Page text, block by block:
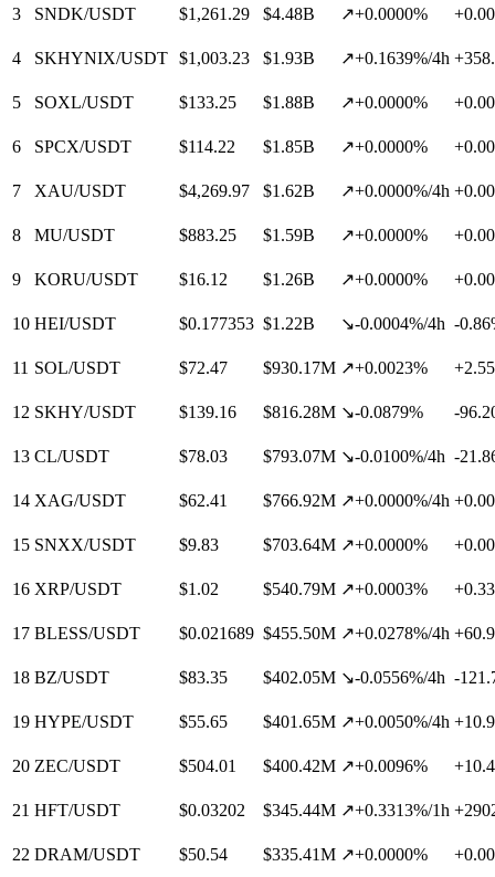
3 SNDK/USDT $1,261.29 $4.48B ↗+0.0000% +0.00
4 SKHYNIX/USDT $1,003.23 $1.93B ↗+0.1639%/4h +
5 SOXL/USDT $133.25 $1.88B ↗+0.0000% +0.00
6 SPCX/USDT $114.22 $1.85B ↗+0.0000% +0.00
7 XAU/USDT $4,269.97 $1.62B ↗+0.0000%/4h +0.00
8 MU/USDT $883.25 $1.59B ↗+0.0000% +0.00
9 KORU/USDT $16.12 $1.26B ↗+0.0000% +0.00
10 HEI/USDT $0.177353 $1.22B ↘-0.0004%/4h -0.86
11 SOL/USDT $72.47 $930.17M ↗+0.0023% +2.55
12 SKHY/USDT $139.16 $816.28M ↘-0.0879% -
13 CL/USDT $78.03 $793.07M ↘-0.0100%/4h -
14 XAG/USDT $62.41 $766.92M ↗+0.0000%/4h +0.00
15 SNXX/USDT $9.83 $703.64M ↗+0.0000% +0.00
16 XRP/USDT $1.02 $540.79M ↗+0.0003% +0.33
17 BLESS/USDT $0.021689 $455.50M ↗+0.0278%/4h +
18 BZ/USDT $83.35 $402.05M ↘-0.0556%/4h -
19 HYPE/USDT $55.65 $401.65M ↗+0.0050%/4h +
20 ZEC/USDT $504.01 $400.42M ↗+0.0096% +
21 HFT/USDT $0.03202 $345.44M ↗+0.3313%/1h +
22 DRAM/USDT $50.54 $335.41M ↗+0.0000% +0.00